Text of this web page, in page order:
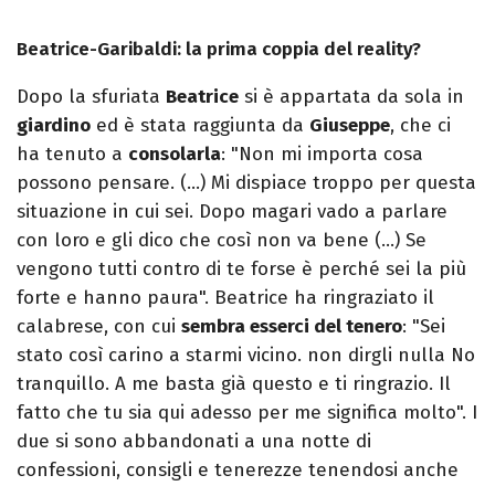
Beatrice-Garibaldi: la prima coppia del reality?
Dopo la sfuriata Beatrice si è appartata da sola in
giardino ed è stata raggiunta da Giuseppe, che ci
ha tenuto a consolarla: "Non mi importa cosa
possono pensare. (…) Mi dispiace troppo per questa
situazione in cui sei. Dopo magari vado a parlare
con loro e gli dico che così non va bene (…) Se
vengono tutti contro di te forse è perché sei la più
forte e hanno paura". Beatrice ha ringraziato il
calabrese, con cui sembra esserci del tenero: "Sei
stato così carino a starmi vicino. non dirgli nulla No
tranquillo. A me basta già questo e ti ringrazio. Il
fatto che tu sia qui adesso per me significa molto". I
due si sono abbandonati a una notte di
confessioni, consigli e tenerezze tenendosi anche